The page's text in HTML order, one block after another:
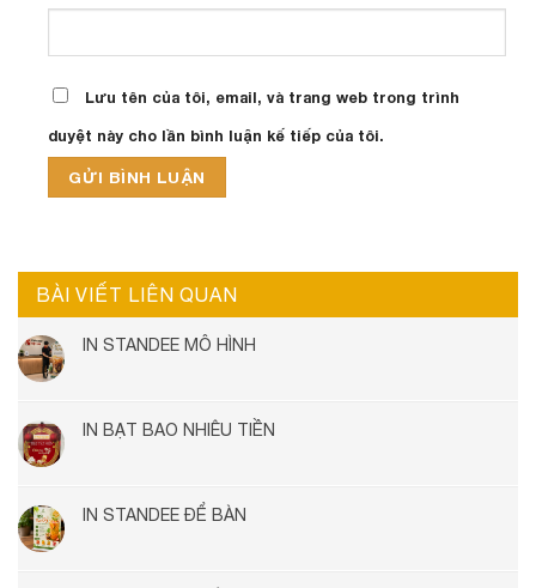
Lưu tên của tôi, email, và trang web trong trình
duyệt này cho lần bình luận kế tiếp của tôi.
BÀI VIẾT LIÊN QUAN
IN STANDEE MÔ HÌNH
IN BẠT BAO NHIÊU TIỀN
IN STANDEE ĐỂ BÀN